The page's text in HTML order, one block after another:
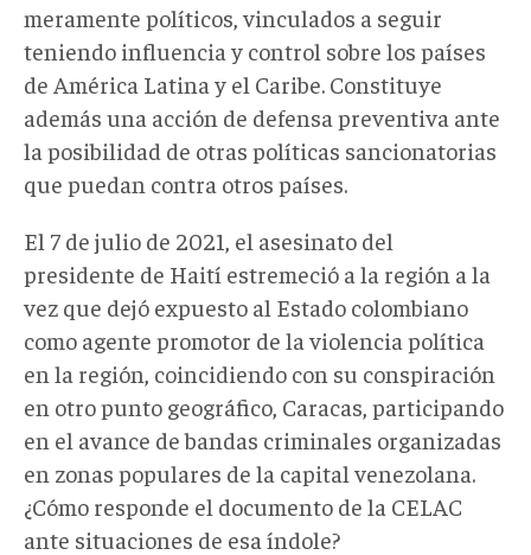
meramente políticos, vinculados a seguir
teniendo influencia y control sobre los países
de América Latina y el Caribe. Constituye
además una acción de defensa preventiva ante
la posibilidad de otras políticas sancionatorias
que puedan contra otros países.
El 7 de julio de 2021, el asesinato del
presidente de Haití estremeció a la región a la
vez que dejó expuesto al Estado colombiano
como agente promotor de la violencia política
en la región, coincidiendo con su conspiración
en otro punto geográfico, Caracas, participando
en el avance de bandas criminales organizadas
en zonas populares de la capital venezolana.
¿Cómo responde el documento de la CELAC
ante situaciones de esa índole?